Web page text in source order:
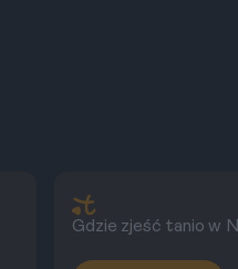
Gdzie zjeść tanio w